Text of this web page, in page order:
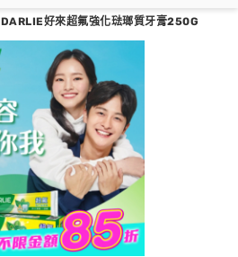
DARLIE好來超氟強化琺瑯質牙膏250G